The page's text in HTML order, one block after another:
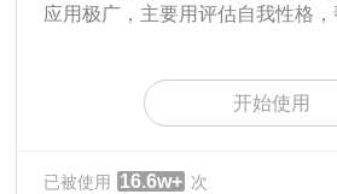
应用极广，主要用评估自我性格
开始使用
已被使用 16.6w+ 次